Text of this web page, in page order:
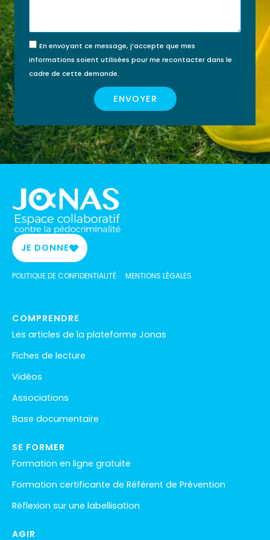
En envoyant ce message, j’accepte que mes
informations soient utilisées pour me recontacter dans le
cadre de cette demande.
ENVOYER
JE DONNE
POLITIQUE DE CONFIDENTIALITÉ MENTIONS LÉGALES
COMPRENDRE
Les articles de la plateforme Jonas
Fiches de lecture
Vidéos
Associations
Base documentaire
SE FORMER
Formation en ligne gratuite
Formation certificante de Référent de Prévention
Réflexion sur une labellisation
AGIR
FINANCÉE PAR MON
JE FINANCE MA
MÊME